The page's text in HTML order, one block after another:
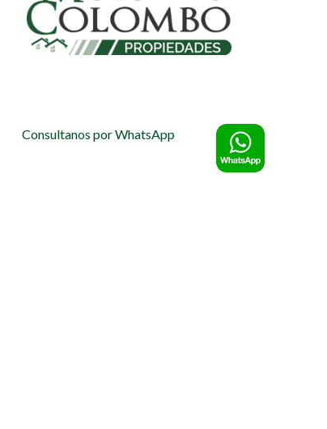
Consultanos por WhatsApp